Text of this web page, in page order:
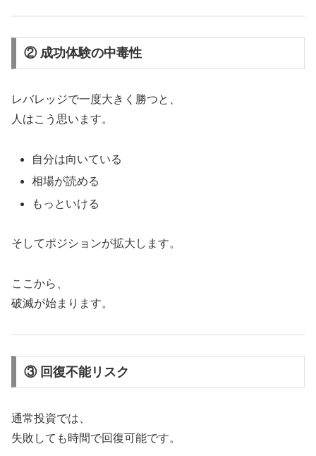
② 成功体験の中毒性
レバレッジで一度大きく勝つと、
人はこう思います。
自分は向いている
相場が読める
もっといける
そしてポジションが拡大します。
ここから、
破滅が始まります。
③ 回復不能リスク
通常投資では、
失敗しても時間で回復可能です。